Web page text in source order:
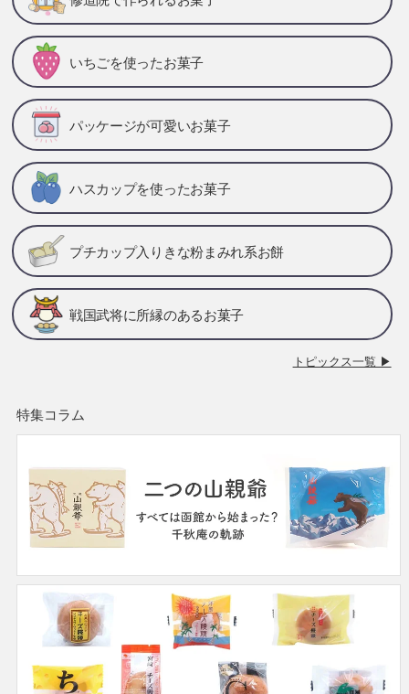
いちごを使ったお菓子
パッケージが可愛いお菓子
ハスカップを使ったお菓子
プチカップ入りきな粉まみれ系お餅
戦国武将に所縁のあるお菓子
トピックス一覧 ▶
特集コラム